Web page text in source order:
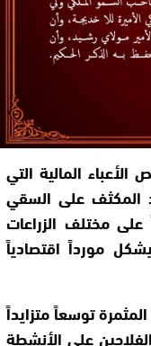
المالية التي
المكثف على السقي
على مختلف الزراعات
مورداً اقتصادياً
توسعاً متزايداً
على الأنشطة